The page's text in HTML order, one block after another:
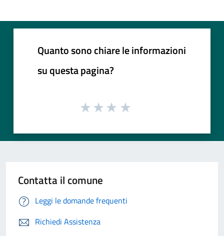
Quanto sono chiare le informazioni
su questa pagina?
Contatta il comune
Leggi le domande frequenti
Richiedi Assistenza